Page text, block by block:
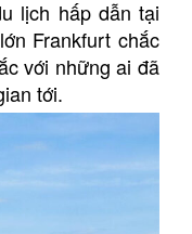
lịch hấp dẫn tại
Frankfurt chắc
với những ai đã
tới.